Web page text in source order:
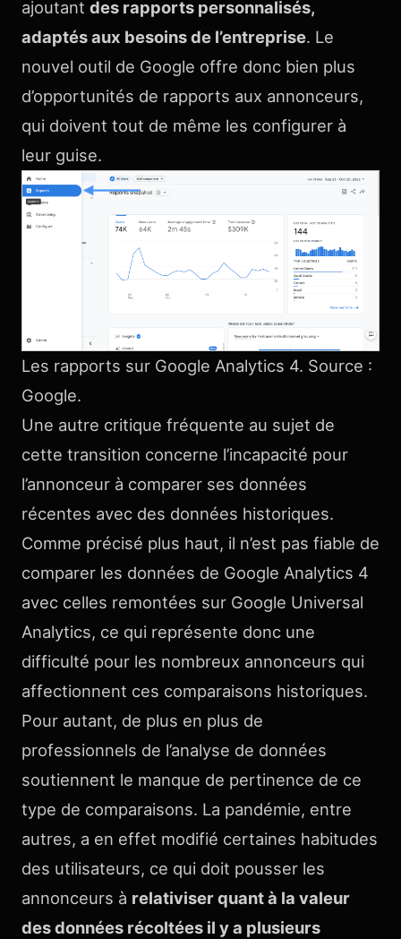
ajoutant des rapports personnalisés,
adaptés aux besoins de l’entreprise. Le
nouvel outil de Google offre donc bien plus
d’opportunités de rapports aux annonceurs,
qui doivent tout de même les configurer à
leur guise.
Les rapports sur Google Analytics 4. Source :
Google.
Une autre critique fréquente au sujet de
cette transition concerne l’incapacité pour
l’annonceur à comparer ses données
récentes avec des données historiques.
Comme précisé plus haut, il n’est pas fiable de
comparer les données de Google Analytics 4
avec celles remontées sur Google Universal
Analytics, ce qui représente donc une
difficulté pour les nombreux annonceurs qui
affectionnent ces comparaisons historiques.
Pour autant, de plus en plus de
professionnels de l’analyse de données
soutiennent le manque de pertinence de ce
type de comparaisons. La pandémie, entre
autres, a en effet modifié certaines habitudes
des utilisateurs, ce qui doit pousser les
annonceurs à relativiser quant à la valeur
des données récoltées il y a plusieurs